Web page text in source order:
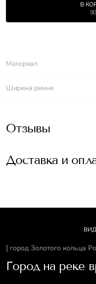
В
Материал
Ширина ремня
Отзывы
Доставка и
[ город Золотого кольца
Город на реке